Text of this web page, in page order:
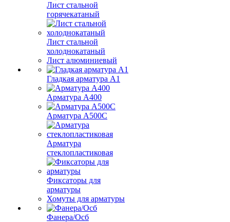
Лист стальной
горячекатаный
Лист стальной
холоднокатаный
Лист алюминиевый
Гладкая арматура А1
Арматура А400
Арматура A500C
Арматура
стеклопластиковая
Фиксаторы для
арматуры
Хомуты для арматуры
Фанера/Осб